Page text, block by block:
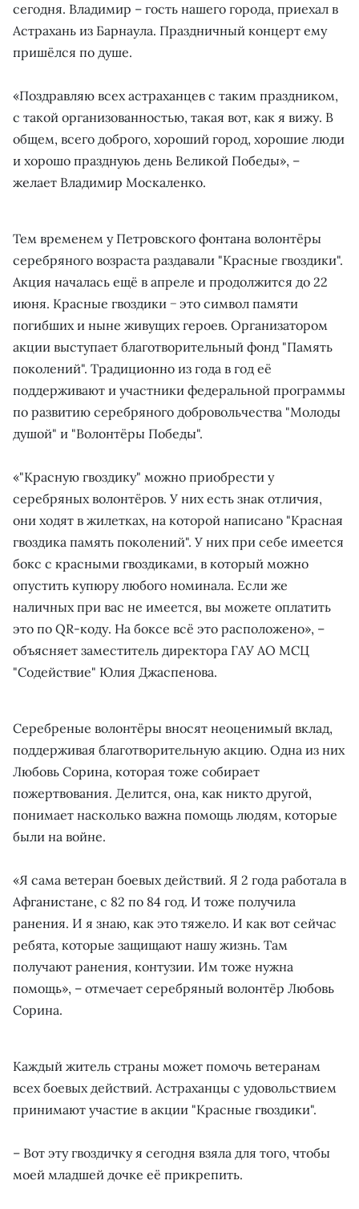
сегодня. Владимир – гость нашего города, приехал в
Астрахань из Барнаула. Праздничный концерт ему
пришёлся по душе.
«Поздравляю всех астраханцев с таким праздником,
с такой организованностью, такая вот, как я вижу. В
общем, всего доброго, хороший город, хорошие люди
и хорошо празднуюь день Великой Победы», –
желает Владимир Москаленко.
Тем временем у Петровского фонтана волонтёры
серебряного возраста раздавали "Красные гвоздики".
Акция началась ещё в апреле и продолжится до 22
июня. Красные гвоздики − это символ памяти
погибших и ныне живущих героев. Организатором
акции выступает благотворительный фонд "Память
поколений". Традиционно из года в год её
поддерживают и участники федеральной программы
по развитию серебряного добровольчества "Молоды
душой" и "Волонтёры Победы".
«"Красную гвоздику" можно приобрести у
серебряных волонтёров. У них есть знак отличия,
они ходят в жилетках, на которой написано "Красная
гвоздика память поколений". У них при себе имеется
бокс с красными гвоздиками, в который можно
опустить купюру любого номинала. Если же
наличных при вас не имеется, вы можете оплатить
это по QR-коду. На боксе всё это расположено», –
объясняет заместитель директора ГАУ АО МСЦ
"Содействие" Юлия Джаспенова.
Серебреные волонтёры вносят неоценимый вклад,
поддерживая благотворительную акцию. Одна из них
Любовь Сорина, которая тоже собирает
пожертвования. Делится, она, как никто другой,
понимает насколько важна помощь людям, которые
были на войне.
«Я сама ветеран боевых действий. Я 2 года работала в
Афганистане, с 82 по 84 год. И тоже получила
ранения. И я знаю, как это тяжело. И как вот сейчас
ребята, которые защищают нашу жизнь. Там
получают ранения, контузии. Им тоже нужна
помощь», – отмечает серебряный волонтёр Любовь
Сорина.
Каждый житель страны может помочь ветеранам
всех боевых действий. Астраханцы с удовольствием
принимают участие в акции "Красные гвоздики".
– Вот эту гвоздичку я сегодня взяла для того, чтобы
моей младшей дочке её прикрепить.